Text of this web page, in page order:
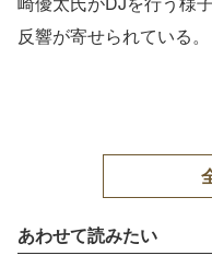
反響が寄せられている。
あわせて読みたい